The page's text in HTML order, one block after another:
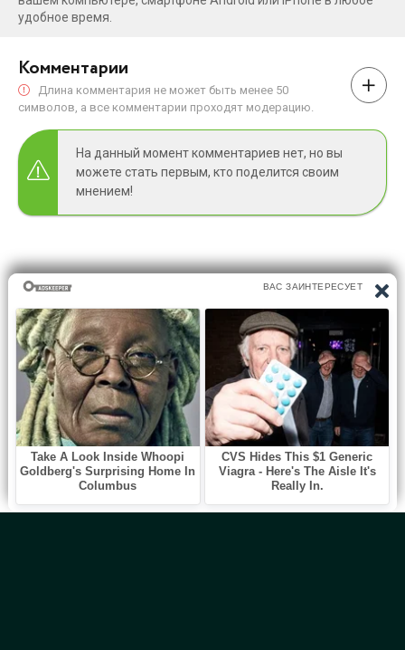
удобное время.
Комментарии
Длина комментария не может быть менее 50
символов, а все комментарии проходят модерацию.
На данный момент комментариев нет, но вы
можете стать первым, кто поделится своим
мнением!